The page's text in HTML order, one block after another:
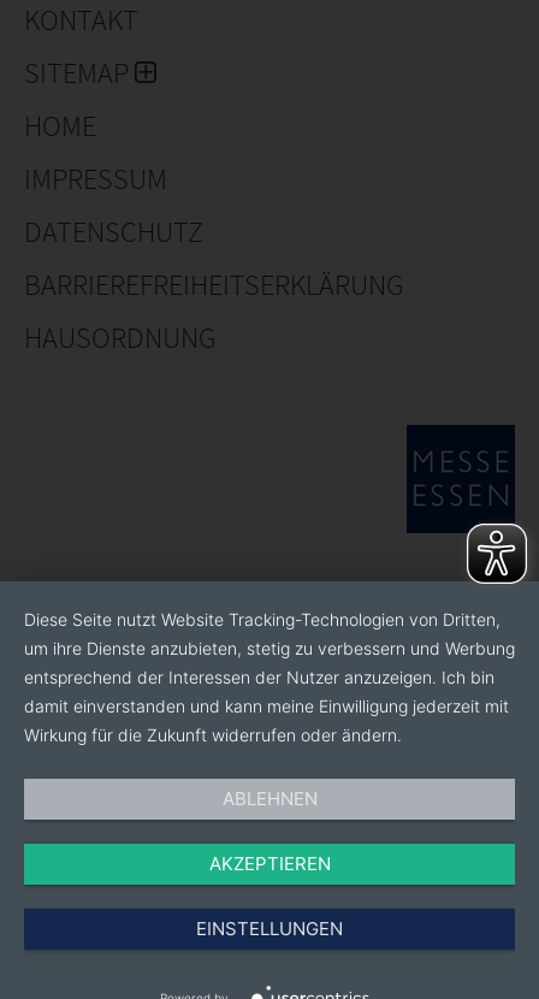
KONTAKT
SITEMAP
HOME
IMPRESSUM
DATENSCHUTZ
BARRIEREFREIHEITSERKLÄRUNG
HAUSORDNUNG
Diese Seite nutzt Website Tracking-Technologien von Dritten,
um ihre Dienste anzubieten, stetig zu verbessern und Werbung
entsprechend der Interessen der Nutzer anzuzeigen. Ich bin
damit einverstanden und kann meine Einwilligung jederzeit mit
Wirkung für die Zukunft widerrufen oder ändern.
ABLEHNEN
AKZEPTIEREN
EINSTELLUNGEN